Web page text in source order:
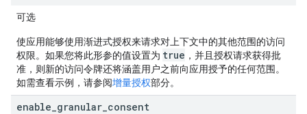
可选
使应用能够使用渐进式授权来请求对上下文中的其他范围的访问
权限。如果您将此形参的值设置为 true ，并且授权请求获得批
准，则新的访问令牌还将涵盖用户之前向应用授予的任何范围。
如需查看示例，请参阅增量授权部分。
enable granular consent